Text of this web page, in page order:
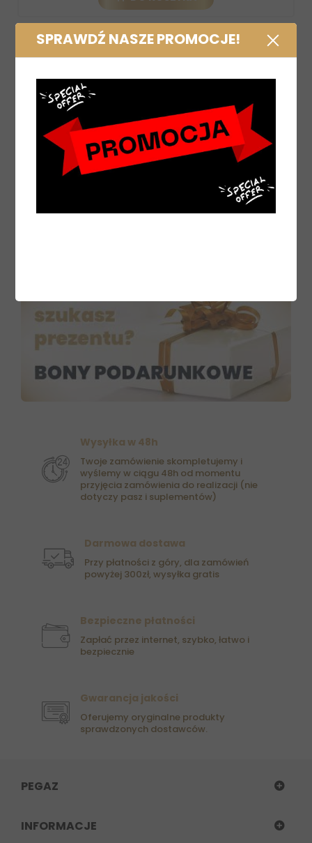
SPRAWDŹ NASZE PROMOCJE!
Wysyłka w 48h
Twoje zamówienie skompletujemy i
wyślemy w ciągu 48h od momentu
przyjęcia zamówienia do realizacji (nie
dotyczy pasz i suplementów)
Darmowa dostawa
Przy płatności z góry, dla zamówień
powyżej 300zł, wysyłka gratis
Bezpieczne płatności
Zapłać przez internet, szybko, łatwo i
bezpiecznie
Gwarancja jakości
Oferujemy oryginalne produkty
sprawdzonych dostawców.
PEGAZ
INFORMACJE